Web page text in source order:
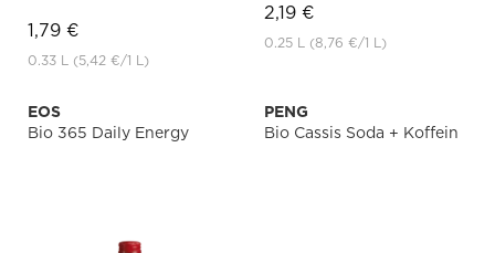
1,79 €
0.33 L (5,42 €/1 L)
2,19 €
0.25 L (8,76 €/1 L)
EOS
Bio 365 Daily Energy
PENG
Bio Cassis Soda + Koffein